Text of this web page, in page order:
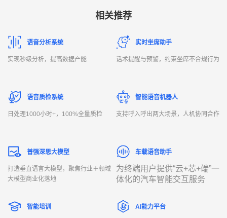
相关推荐
语音分析系统
实现秒级分析，提高数据产能
实时坐席助手
话术提醒与预警，约束坐席不合规行为
语音质检系统
日处理1000小时+，100%全量质检
智能语音机器人
支持呼入呼出两大场景，人机协同合作
普强深思大模型
打造垂直语言大模型，聚焦行业＋领域
大模型商业化落地
车载语音助手
为终端用户提供“云+芯+端”一
体化的汽车智能交互服务
智能培训 AI能力平台